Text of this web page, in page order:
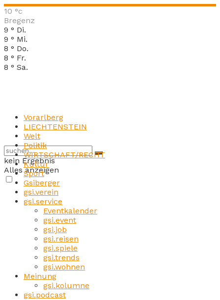
10 °c
Bregenz
9 ° Di.
9 ° Mi.
8 ° Do.
8 ° Fr.
8 ° Sa.
kein Ergebnis
Alles anzeigen
Vorarlberg
LIECHTENSTEIN
Welt
Politik
WIRTSCHAFT/RECHT
Kultur
Sport
Gsiberger
gsi.verein
gsi.service
Eventkalender
gsi.event
gsi.job
gsi.reisen
gsi.spiele
gsi.trends
gsi.wohnen
Meinung
gsi.kolumne
gsi.podcast